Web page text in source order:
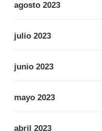
agosto 2023
julio 2023
junio 2023
mayo 2023
abril 2023